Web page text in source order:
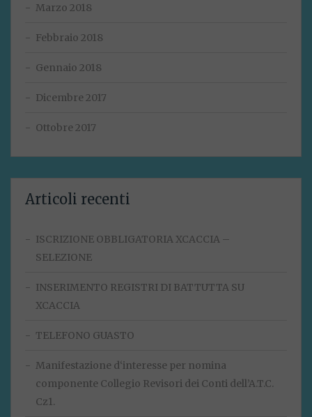
Marzo 2018
Febbraio 2018
Gennaio 2018
Dicembre 2017
Ottobre 2017
Articoli recenti
ISCRIZIONE OBBLIGATORIA XCACCIA –
SELEZIONE
INSERIMENTO REGISTRI DI BATTUTTA SU
XCACCIA
TELEFONO GUASTO
Manifestazione d‘interesse per nomina
componente Collegio Revisori dei Conti dell’A.T.C.
Cz1.